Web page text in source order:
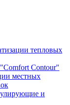
тепловых
Contour"
местных
и